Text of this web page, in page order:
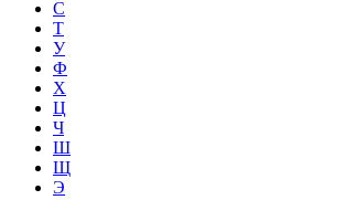
С
Т
У
Ф
Х
Ц
Ч
Ш
Щ
Э